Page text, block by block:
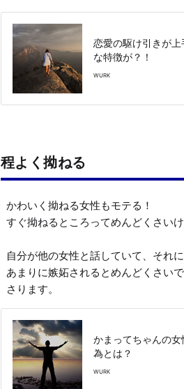
恋愛の駆け引きが
な特徴が？！
WURK
程よく拗ねる
かわいく拗ねる女性もモテる！
すぐ拗ねるところってめんどくさい
自分が他の女性と話していて、それ
あまりに嫉妬されるとめんどくさい
さります。
かまってちゃんの
為とは？
WURK